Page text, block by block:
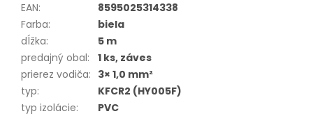
EAN:
8595025314338
Farba:
biela
dĺžka:
5 m
predajný obal:
1 ks, záves
prierez vodiča: 3× 1,0 mm²
typ:
KFCR2 (HY005F)
typ izolácie:
PVC